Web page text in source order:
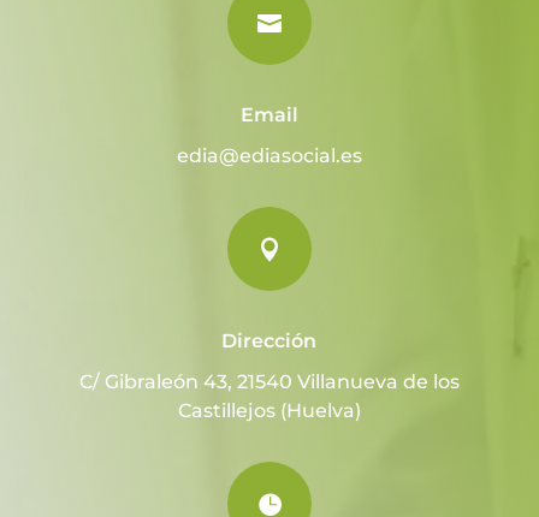

Email
edia@ediasocial.es

Dirección
C/ Gibraleón 43, 21540 Villanueva de los
Castillejos (Huelva)
